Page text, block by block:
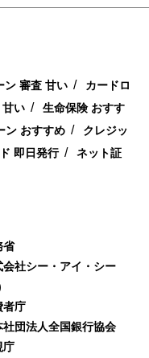
ン 審査 甘い /
カードロ
甘い /
生命保険 おすす
ン おすすめ /
クレジッ
即日発行 /
ネット証
省
会社シー・アイ・シー
者庁
社団法人全国銀行協会
庁